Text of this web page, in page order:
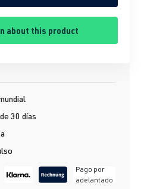
about this product
30 días
Pago por
adelantado